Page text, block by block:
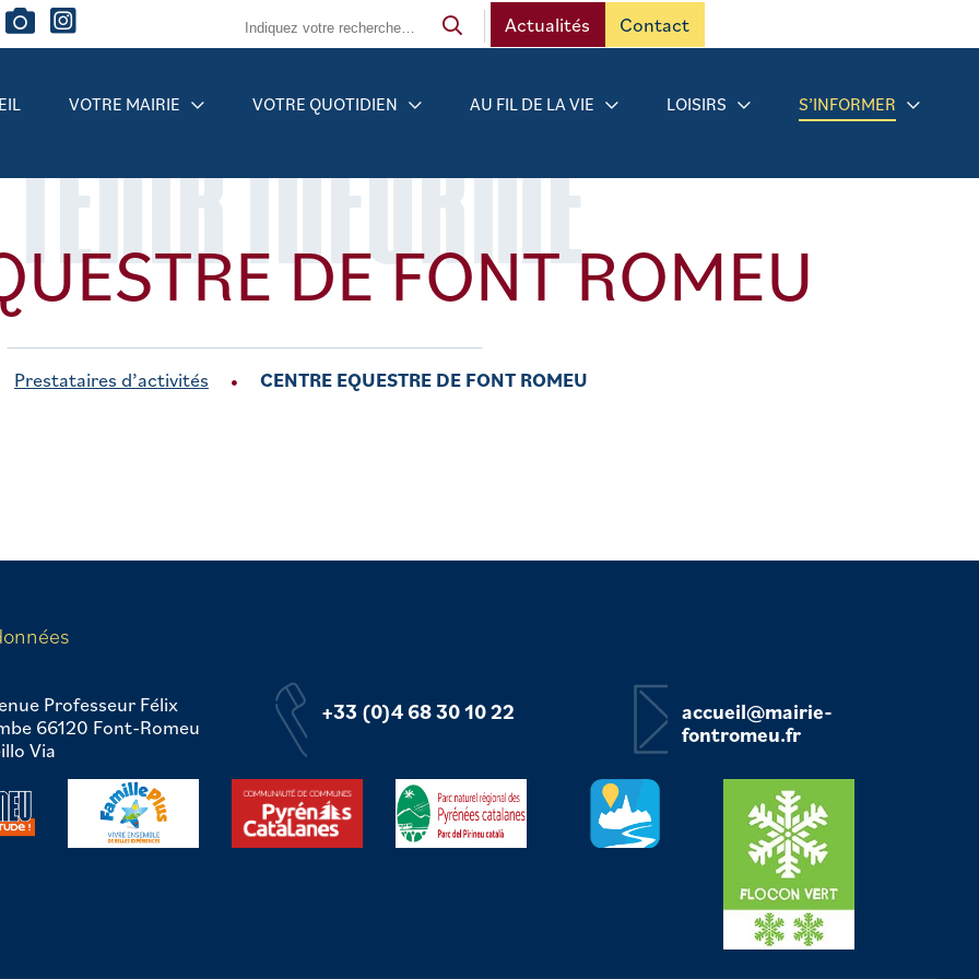
Contact
Actualités
VOTRE MAIRIE VOTRE QUOTIDIEN AU FIL DE LA VIE LOISIRS S’INFORMER
INFORMÉ
DE FONT ROMEU
Prestataires d’activités CENTRE EQUESTRE DE FONT ROMEU
Professeur Félix
66120 Font-Romeu
Via
+33 (0)4 68 30 10 22
accueil@mairie-
fontromeu.fr